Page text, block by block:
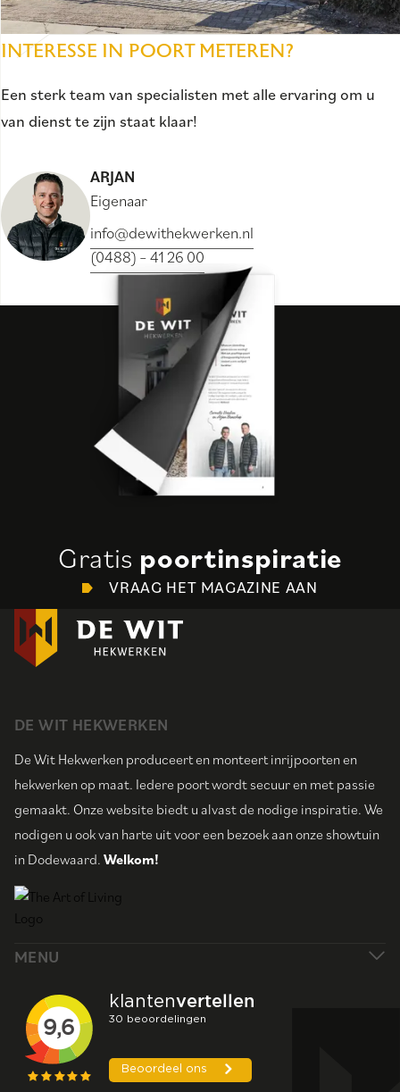
INTERESSE IN POORT METEREN?
Een sterk team van specialisten met alle ervaring om u
van dienst te zijn staat klaar!
ARJAN
Eigenaar
info@dewithekwerken.nl
(0488) – 41 26 00
Gratis poortinspiratie
VRAAG HET MAGAZINE AAN
DE WIT HEKWERKEN
De Wit Hekwerken produceert en monteert inrijpoorten en
hekwerken op maat. Iedere poort wordt secuur en met passie
gemaakt. Onze website biedt u alvast de nodige inspiratie. We
nodigen u ook van harte uit voor een bezoek aan onze showtuin
in Dodewaard. Welkom!
MENU